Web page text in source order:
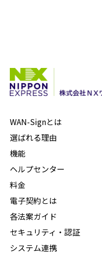
WAN-Signとは
選ばれる理由
機能
ヘルプセンター
料金
電子契約とは
各法案ガイド
セキュリティ・認証
システム連携